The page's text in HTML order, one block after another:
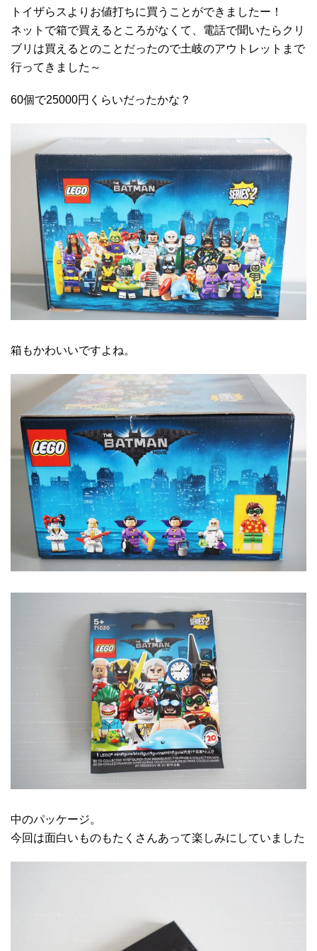
トイザらスよりお値打ちに買うことができましたー！
ネットで箱で買えるところがなくて、電話で聞いたらクリ
ブリは買えるとのことだったので土岐のアウトレットまで
行ってきました～
60個で25000円くらいだったかな？
箱もかわいいですよね。
中のパッケージ。
今回は面白いものもたくさんあって楽しみにしていました